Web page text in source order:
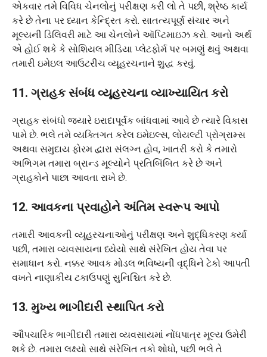
એકવાર તમે વિવિધ ચેનલોનું પરીક્ષણ કરી લો તે પછી, શ્રેષ્ઠ કાર્ય
કરે છે તેના પર ધ્યાન કેન્દ્રિત કરો. સાતત્યપૂર્ણ સંચાર અને
મૂલ્યની ડિલિવરી માટે આ ચેનલોને ઑપ્ટિમાઇઝ કરો. આનો અર્થ
એ હોઈ શકે કે સોશિયલ મીડિયા પ્લેટફોર્મ પર બમણું થવું અથવા
તમારી ઇમેઇલ આઉટરીચ વ્યૂહરચનાને શુદ્ધ કરવું.
11. ગ્રાહક સંબંધ વ્યૂહરચના વ્યાખ્યાયિત કરો
ગ્રાહક સંબંધો જ્યારે ઇરાદાપૂર્વક બાંધવામાં આવે છે ત્યારે વિકાસ
પામે છે. ભલે તમે વ્યક્તિગત કરેલ ઇમેઇલ્સ, લોયલ્ટી પ્રોગ્રામ્સ
અથવા સમુદાય ફોરમ દ્વારા સંલગ્ન હોવ, ખાતરી કરો કે તમારો
અભિગમ તમારા બ્રાન્ડ મૂલ્યોને પ્રતિબિંબિત કરે છે અને
ગ્રાહકોને પાછા આવતા રાખે છે.
12. આવકના પ્રવાહોને અંતિમ સ્વરૂપ આપો
તમારી આવકની વ્યૂહરચનાઓનું પરીક્ષણ અને શુદ્ધિકરણ કર્યા
પછી, તમારા વ્યવસાયના ધ્યેયો સાથે સંરેખિત હોય તેવા પર
સમાધાન કરો. નક્કર આવક મોડલ ભવિષ્યની વૃદ્ધિને ટેકો આપતી
વખતે નાણાકીય ટકાઉપણું સુનિશ્ચિત કરે છે.
13. મુખ્ય ભાગીદારી સ્થાપિત કરો
ઔપચારિક ભાગીદારી તમારા વ્યવસાયમાં નોંધપાત્ર મૂલ્ય ઉમેરી
શકે છે. તમારા લક્ષ્યો સાથે સંરેખિત તકો શોધો, પછી ભલે તે